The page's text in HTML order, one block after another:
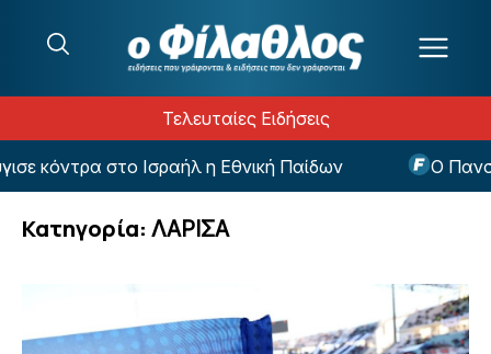
Τελευταίες Ειδήσεις
Ισραήλ η Εθνική Παίδων Ο Πανσερραϊκός
Κατηγορία: ΛΑΡΙΣΑ